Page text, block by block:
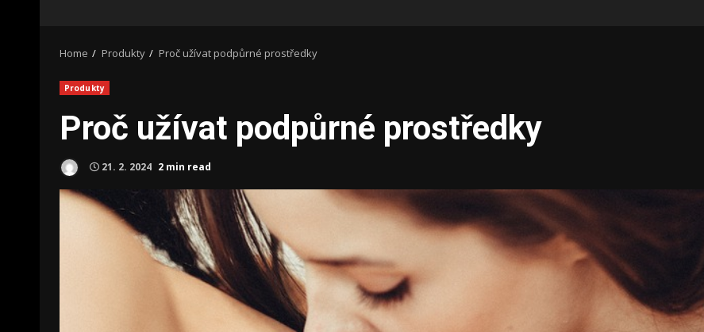
Home Produkty Proč užívat podpůrné prostředky
Produkty
Proč užívat podpůrné prostředky
21. 2. 2024 2 min read